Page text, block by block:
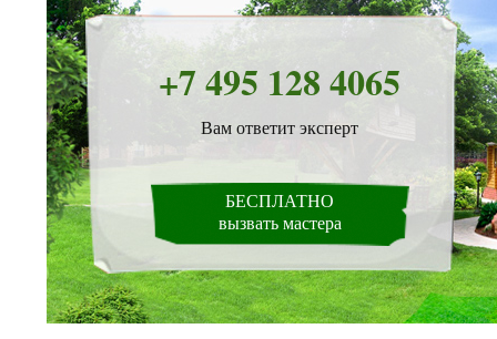
+7 495 128 4065
Вам ответит эксперт
БЕСПЛАТНО
вызвать мастера